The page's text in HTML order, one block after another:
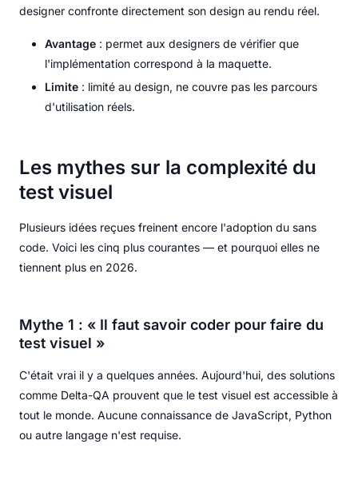
designer confronte directement son design au rendu réel.
Avantage : permet aux designers de vérifier que
l'implémentation correspond à la maquette.
Limite : limité au design, ne couvre pas les parcours
d'utilisation réels.
Les mythes sur la complexité du
test visuel
Plusieurs idées reçues freinent encore l'adoption du sans
code. Voici les cinq plus courantes — et pourquoi elles ne
tiennent plus en 2026.
Mythe 1 : « Il faut savoir coder pour faire du
test visuel »
C'était vrai il y a quelques années. Aujourd'hui, des solutions
comme Delta-QA prouvent que le test visuel est accessible à
tout le monde. Aucune connaissance de JavaScript, Python
ou autre langage n'est requise.